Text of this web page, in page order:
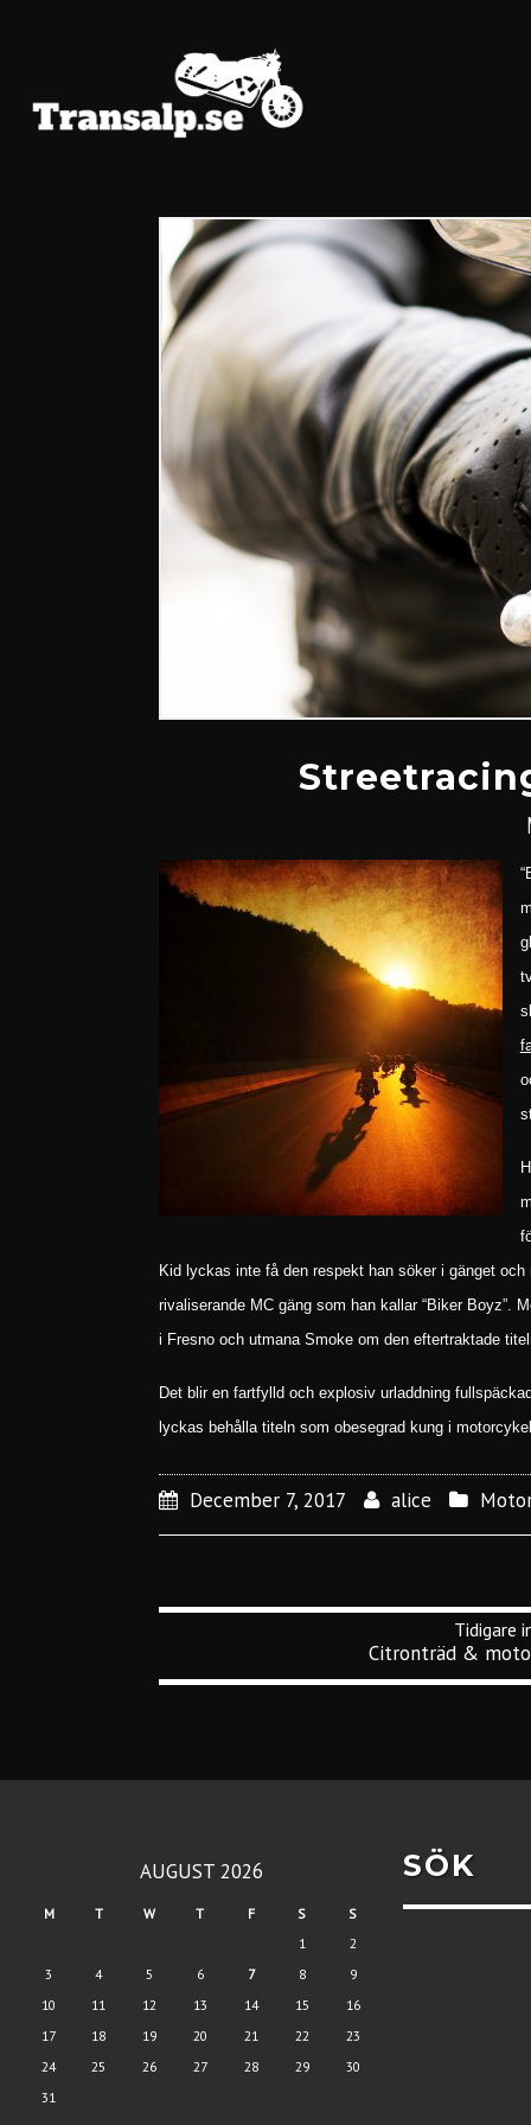
Kid lyckas inte få den respekt han söker i gänget
rivaliserande MC gäng som han kallar “Biker Boyz”.
i Fresno och utmana Smoke om den eftertraktade
Det blir en fartfylld och explosiv urladdning
lyckas behålla titeln som obesegrad kung i
December 7, 2017 alice
Citronträd &
AUGUST 2026
M T W T F S
S
1
2
3
4 5 6 7 8
9
10
11 12 13 14 15
16
17
18 19 20 21 22
23
24
25 26 27 28 29
30
31
SÖK